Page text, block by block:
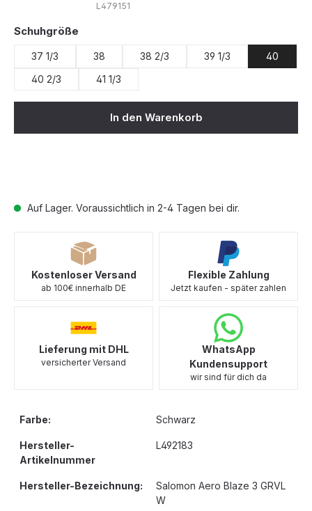
Auf Lager. Voraussichtlich in 2-4 Tagen bei dir.
L479151
Schuhgröße
37 1/3 38 38 2/3 39 1/3
40
40 2/3
41 1/3
In den Warenkorb
Kostenloser Versand
ab 100€ innerhalb DE
Flexible Zahlung
Jetzt kaufen - später zahlen
Lieferung mit DHL
versicherter Versand
WhatsApp
Kundensupport
wir sind für dich da
Farbe: Schwarz
Hersteller-
Artikelnummer
L492183
Hersteller-Bezeichnung:
Salomon Aero Blaze 3 GRVL
W